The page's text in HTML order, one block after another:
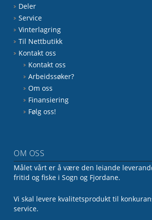
Deler
Service
Vinterlagring
Til Nettbutikk
Kontakt oss
Kontakt oss
Arbeidssøker?
Om oss
Finansiering
Følg oss!
OM OSS
Målet vårt er å være den leiande
fritid og fiske i Sogn og Fjordane.
Vi skal levere kvalitetsprodukt til
service.